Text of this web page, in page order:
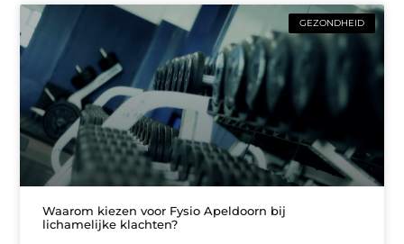
GEZONDHEID
Waarom kiezen voor Fysio Apeldoorn bij
lichamelijke klachten?